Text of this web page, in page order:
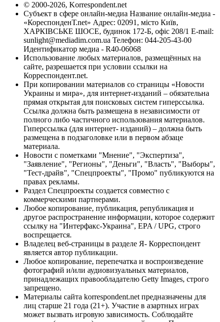
© 2000-2026, Korrespondent.net
Субъект в сфере онлайн-медиа Название онлайн-медиа -
«КореспонденТ.net» Адрес: 02091, місто Київ,
ХАРКІВСЬКЕ ШОСЕ, будинок 172-Б, офіс 208/1 E-mail:
sunlight@mediadim.com.ua Телефон: 044-205-43-00
Идентификатор медиа - R40-06068
Использование любых материалов, размещённых на
сайте, разрешается при условии ссылки на
Корреспондент.net.
При копировании материалов со страницы «Новости
Украины и мира», для интернет-изданий – обязательна
прямая открытая для поисковых систем гиперссылка.
Ссылка должна быть размещена в независимости от
полного либо частичного использования материалов.
Гиперссылка (для интернет- изданий) – должна быть
размещена в подзаголовке или в первом абзаце
материала.
Новости с пометками "Мнение", "Экспертиза",
"Заявление", "Регионы", "Деньги", "Власть", "Выборы",
"Тест-драйв", "Спецпроекты", "Промо" публикуются на
правах рекламы.
Раздел Спецпроекты создается совместно с
коммерческими партнерами.
Любое копирование, публикация, републикация и
другое распространение информации, которое содержит
ссылку на "Интерфакс-Украина", EPA / UPG, строго
воспрещается.
Владелец веб-страницы в разделе Я- Корреспондент
является автор публикации.
Любое копирование, перепечатка и воспроизведение
фотографий и/или аудиовизуальных материалов,
принадлежащих правообладателю Getty Images, строго
запрещено.
Материалы сайта korrespondent.net предназначены для
лиц старше 21 года (21+). Участие в азартных играх
может вызвать игровую зависимость. Соблюдайте